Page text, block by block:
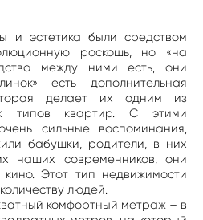
и эстетика были средством
роскошь, но «на
между ними есть, они
есть дополнительная
делает их одним из
типов квартир. С этими
сильные воспоминания,
бабушки, родители, в них
наших современников, они
Этот тип недвижимости
людей.
комфортный метраж – в